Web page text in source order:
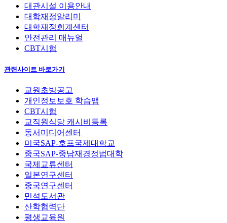
대관시설 이용안내
대학재정알리미
대학재정회계센터
안전관리 매뉴얼
CBT시험
관련사이트 바로가기
교원초빙공고
개인정보보호 학습맵
CBT시험
교직원식당 캐시비등록
동서미디어센터
미국SAP-호프국제대학교
중국SAP-중남재경정법대학
국제교류센터
일본연구센터
중국연구센터
민석도서관
산학협력단
평생교육원